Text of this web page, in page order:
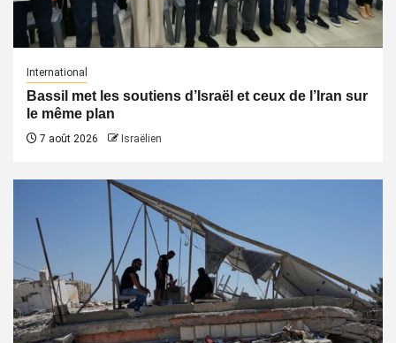
International
Bassil met les soutiens d’Israël et ceux de l’Iran sur
le même plan
7 août 2026 Israëlien